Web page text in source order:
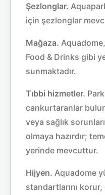
Şezlonglar.
için şezlonglar
Mağaza.
Food & Drinks gibi
sunmaktadır.
Tıbbi hizmetler.
cankurtaranlar
veya sağlık
olmaya hazırdır;
yerinde mevcuttur.
Hijyen. Aquadome
standartlarını